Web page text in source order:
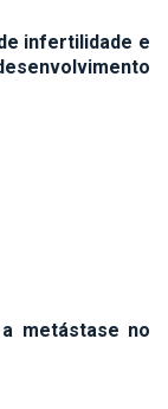
infertilidade e
metástase no